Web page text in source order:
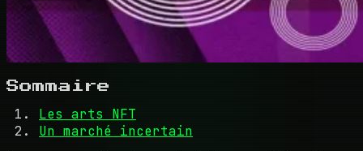
Sommaire
Les arts NFT
Un marché incertain